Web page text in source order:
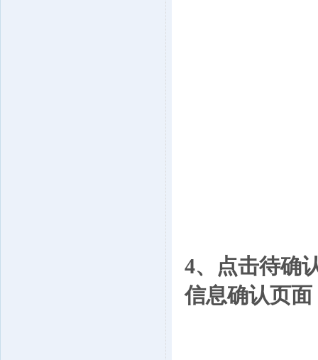
4、点击待确
信息确认页面